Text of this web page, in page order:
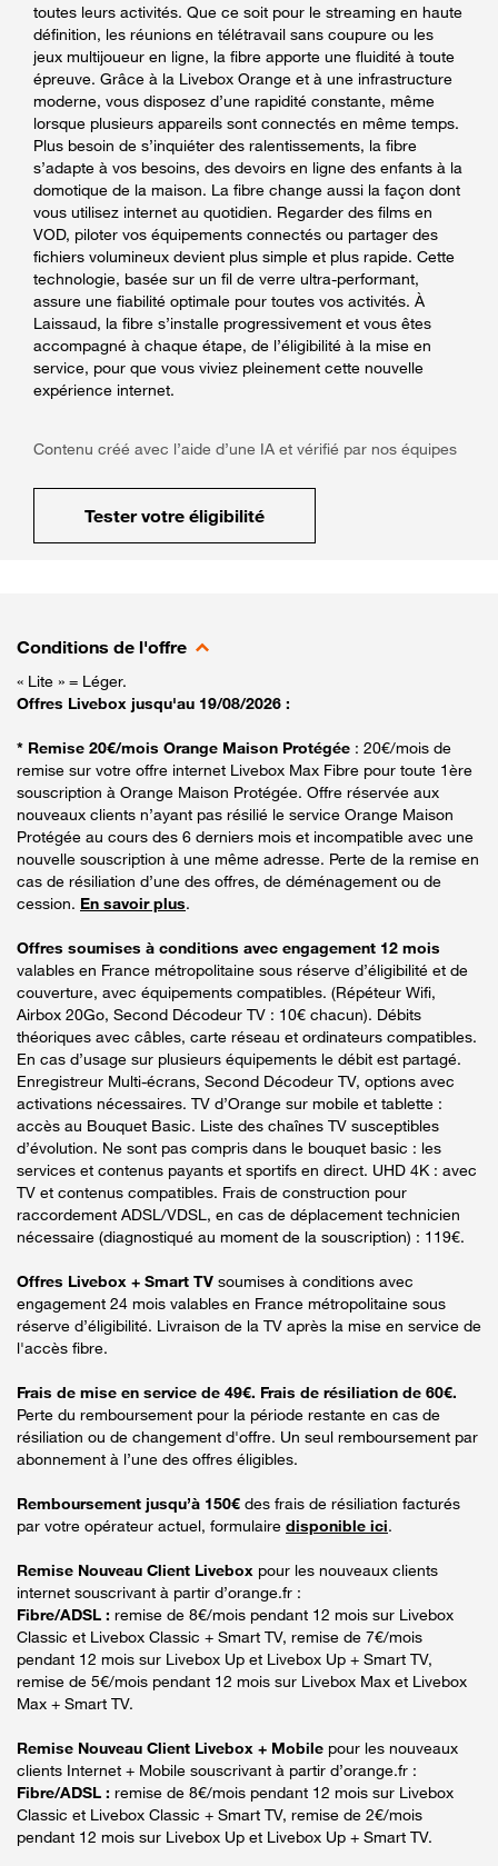
toutes leurs activités. Que ce soit pour le streaming en haute
définition, les réunions en télétravail sans coupure ou les
jeux multijoueur en ligne, la fibre apporte une fluidité à toute
épreuve. Grâce à la Livebox Orange et à une infrastructure
moderne, vous disposez d’une rapidité constante, même
lorsque plusieurs appareils sont connectés en même temps.
Plus besoin de s’inquiéter des ralentissements, la fibre
s’adapte à vos besoins, des devoirs en ligne des enfants à la
domotique de la maison. La fibre change aussi la façon dont
vous utilisez internet au quotidien. Regarder des films en
VOD, piloter vos équipements connectés ou partager des
fichiers volumineux devient plus simple et plus rapide. Cette
technologie, basée sur un fil de verre ultra-performant,
assure une fiabilité optimale pour toutes vos activités. À
Laissaud, la fibre s’installe progressivement et vous êtes
accompagné à chaque étape, de l’éligibilité à la mise en
service, pour que vous viviez pleinement cette nouvelle
expérience internet.
Contenu créé avec l’aide d’une IA et vérifié par nos équipes
Tester votre éligibilité
Conditions de l'offre
« Lite » = Léger.
Offres Livebox jusqu'au 19/08/2026 :
* Remise 20€/mois Orange Maison Protégée : 20€/mois de
remise sur votre offre internet Livebox Max Fibre pour toute 1ère
souscription à Orange Maison Protégée. Offre réservée aux
nouveaux clients n’ayant pas résilié le service Orange Maison
Protégée au cours des 6 derniers mois et incompatible avec une
nouvelle souscription à une même adresse. Perte de la remise en
cas de résiliation d’une des offres, de déménagement ou de
cession. En savoir plus.
Offres soumises à conditions avec engagement 12 mois
valables en France métropolitaine sous réserve d’éligibilité et de
couverture, avec équipements compatibles. (Répéteur Wifi,
Airbox 20Go, Second Décodeur TV : 10€ chacun). Débits
théoriques avec câbles, carte réseau et ordinateurs compatibles.
En cas d’usage sur plusieurs équipements le débit est partagé.
Enregistreur Multi-écrans, Second Décodeur TV, options avec
activations nécessaires. TV d’Orange sur mobile et tablette :
accès au Bouquet Basic. Liste des chaînes TV susceptibles
d’évolution. Ne sont pas compris dans le bouquet basic : les
services et contenus payants et sportifs en direct. UHD 4K : avec
TV et contenus compatibles. Frais de construction pour
raccordement ADSL/VDSL, en cas de déplacement technicien
nécessaire (diagnostiqué au moment de la souscription) : 119€.
Offres Livebox + Smart TV soumises à conditions avec
engagement 24 mois valables en France métropolitaine sous
réserve d’éligibilité. Livraison de la TV après la mise en service de
l'accès fibre.
Frais de mise en service de 49€. Frais de résiliation de 60€.
Perte du remboursement pour la période restante en cas de
résiliation ou de changement d'offre. Un seul remboursement par
abonnement à l’une des offres éligibles.
Remboursement jusqu’à 150€ des frais de résiliation facturés
par votre opérateur actuel, formulaire disponible ici.
Remise Nouveau Client Livebox pour les nouveaux clients
internet souscrivant à partir d’orange.fr :
Fibre/ADSL : remise de 8€/mois pendant 12 mois sur Livebox
Classic et Livebox Classic + Smart TV, remise de 7€/mois
pendant 12 mois sur Livebox Up et Livebox Up + Smart TV,
remise de 5€/mois pendant 12 mois sur Livebox Max et Livebox
Max + Smart TV.
Remise Nouveau Client Livebox + Mobile pour les nouveaux
clients Internet + Mobile souscrivant à partir d’orange.fr :
Fibre/ADSL : remise de 8€/mois pendant 12 mois sur Livebox
Classic et Livebox Classic + Smart TV, remise de 2€/mois
pendant 12 mois sur Livebox Up et Livebox Up + Smart TV.